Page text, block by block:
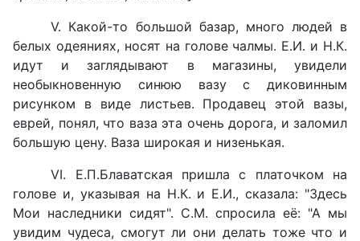
V. Какой-то большой базар, много людей в
белых одеяниях, носят на голове чалмы. Е.И. и Н.К.
идут и заглядывают в магазины, увидели
необыкновенную синюю вазу с диковинным
рисунком в виде листьев. Продавец этой вазы,
еврей, понял, что ваза эта очень дорога, и заломил
большую цену. Ваза широкая и низенькая.
VI. Е.П.Блаватская пришла с платочком на
голове и, указывая на Н.К. и Е.И., сказала: "Здесь
Мои наследники сидят". С.М. спросила её: "А мы
увидим чудеса, смогут ли они делать тоже что и